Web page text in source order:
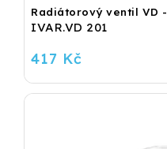
Radiátorový ventil VD
IVAR.VD 201
417 Kč